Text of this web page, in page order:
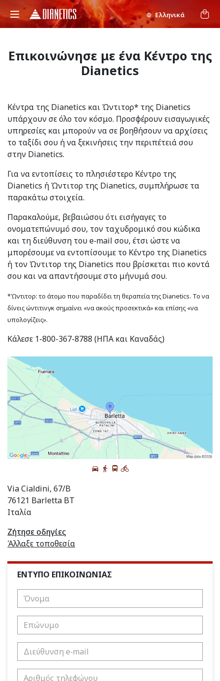
Ελληνικά
Επικοινώνησε με ένα Κέντρο της
Dianetics
Κέντρα της Dianetics και Ώντιτορ* της Dianetics
υπάρχουν σε όλο τον κόσμο. Προσφέρουν εισαγωγικές
υπηρεσίες και μπορούν να σε βοηθήσουν να αρχίσεις
το ταξίδι σου ή να ξεκινήσεις την περιπέτειά σου
στην Dianetics.
Για να εντοπίσεις το πλησιέστερο Κέντρο της
Dianetics ή Ώντιτορ της Dianetics, συμπλήρωσε τα
παρακάτω στοιχεία.
Παρακαλούμε, βεβαιώσου ότι εισήγαγες το
ονοματεπώνυμό σου, τον ταχυδρομικό σου κώδικα
και τη διεύθυνση του e‑mail σου, έτσι ώστε να
μπορέσουμε να εντοπίσουμε το Κέντρο της Dianetics
ή τον Ώντιτορ της Dianetics που βρίσκεται πιο κοντά
σου και να απαντήσουμε στο μήνυμά σου.
*Ώντιτορ: το άτομο που παραδίδει τη θεραπεία της Dianetics. Το να
δίνεις ώντιτινγκ σημαίνει «να ακούς προσεκτικά» και επίσης «να
υπολογίζεις».
Κάλεσε 1-800-367-8788 (ΗΠΑ και Καναδάς)
Via Cialdini, 67/B
76121 Barletta BT
Ιταλία
Ζήτησε οδηγίες
Άλλαξε τοποθεσία
ΕΝΤΥΠΟ ΕΠΙΚΟΙΝΩΝΙΑΣ